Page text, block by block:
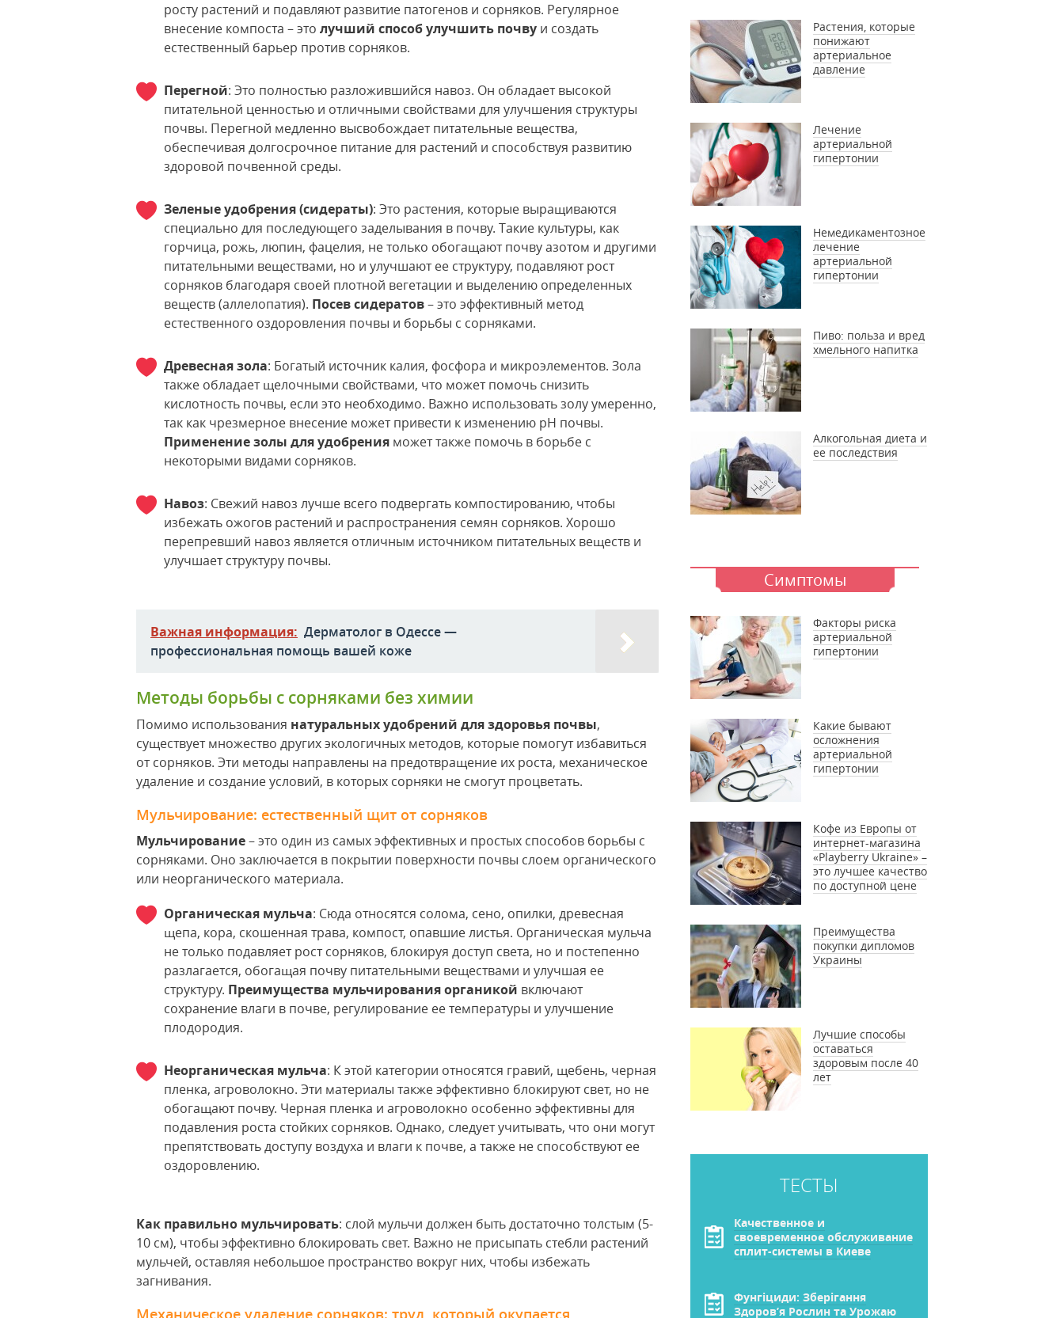
росту растений и подавляют развитие патогенов и сорняков. Регулярное
внесение компоста – это лучший способ улучшить почву и создать
естественный барьер против сорняков.
Перегной: Это полностью разложившийся навоз. Он обладает высокой
питательной ценностью и отличными свойствами для улучшения структуры
почвы. Перегной медленно высвобождает питательные вещества,
обеспечивая долгосрочное питание для растений и способствуя развитию
здоровой почвенной среды.
Зеленые удобрения (сидераты): Это растения, которые выращиваются
специально для последующего заделывания в почву. Такие культуры, как
горчица, рожь, люпин, фацелия, не только обогащают почву азотом и другими
питательными веществами, но и улучшают ее структуру, подавляют рост
сорняков благодаря своей плотной вегетации и выделению определенных
веществ (аллелопатия). Посев сидератов– это эффективный метод
естественного оздоровления почвы и борьбы с сорняками.
Древесная зола: Богатый источник калия, фосфора и микроэлементов. Зола
также обладает щелочными свойствами, что может помочь снизить
кислотность почвы, если это необходимо. Важно использовать золу умеренно,
так как чрезмерное внесение может привести к изменению pH почвы.
Применение золы для удобрения может также помочь в борьбе с
некоторыми видами сорняков.
Навоз: Свежий навоз лучше всего подвергать компостированию, чтобы
избежать ожогов растений и распространения семян сорняков. Хорошо
перепревший навоз является отличным источником питательных веществ и
улучшает структуру почвы.
Важная информация: Дерматолог в Одессе —
профессиональная помощь вашей коже
Методы борьбы с сорняками без химии
Помимо использования натуральных удобрений для здоровья почвы,
существует множество других экологичных методов, которые помогут избавиться
от сорняков. Эти методы направлены на предотвращение их роста, механическое
удаление и создание условий, в которых сорняки не смогут процветать.
Мульчирование: естественный щит от сорняков
Мульчирование– это один из самых эффективных и простых способов борьбы с
сорняками. Оно заключается в покрытии поверхности почвы слоем органического
или неорганического материала.
Органическая мульча: Сюда относятся солома, сено, опилки, древесная
щепа, кора, скошенная трава, компост, опавшие листья. Органическая мульча
не только подавляет рост сорняков, блокируя доступ света, но и постепенно
разлагается, обогащая почву питательными веществами и улучшая ее
структуру. Преимущества мульчирования органикой включают
сохранение влаги в почве, регулирование ее температуры и улучшение
плодородия.
Неорганическая мульча: К этой категории относятся гравий, щебень, черная
пленка, агроволокно. Эти материалы также эффективно блокируют свет, но не
обогащают почву. Черная пленка и агроволокно особенно эффективны для
подавления роста стойких сорняков. Однако, следует учитывать, что они могут
препятствовать доступу воздуха и влаги к почве, а также не способствуют ее
оздоровлению.
Как правильно мульчировать: слой мульчи должен быть достаточно толстым (5-
10 см), чтобы эффективно блокировать свет. Важно не присыпать стебли растений
мульчей, оставляя небольшое пространство вокруг них, чтобы избежать
загнивания.
Механическое удаление сорняков: труд, который окупается
Растения, которые
понижают
артериальное
давление
Лечение
артериальной
гипертонии
Немедикаментозное
лечение
артериальной
гипертонии
Пиво: польза и вред
хмельного напитка
Алкогольная диета и
ее последствия
Симптомы
Факторы риска
артериальной
гипертонии
Какие бывают
осложнения
артериальной
гипертонии
Кофе из Европы от
интернет-магазина
«Playberry Ukraine» –
это лучшее качество
по доступной цене
Преимущества
покупки дипломов
Украины
Лучшие способы
оставаться
здоровым после 40
лет
ТЕСТЫ
Качественное и
своевременное обслуживание
сплит-системы в Киеве
Фунгіциди: Зберігання
Здоров’я Рослин та Урожаю